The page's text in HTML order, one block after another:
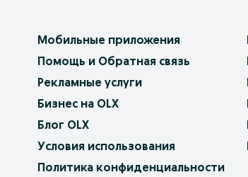
Мобильные приложения
Помощь и Обратная связь
Рекламные услуги
Бизнес на OLX
Блог OLX
Условия использования
Политика конфиденциальности